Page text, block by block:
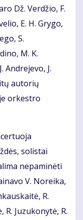
Dž. Verdžio, F.
E. H. Grygo,
S.
M. K.
Andrejevo, J.
autorių
orkestro
solistai
nepaminėti
V. Noreika,
R.
Juzukonytė, R.